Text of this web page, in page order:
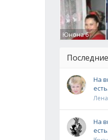
Юнона6
На
Лена
На